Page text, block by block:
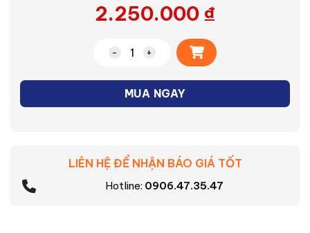
2.250.000 ₫
Quạt đứng remote Nanoco NEF1499W
MUA NGAY
Alternative:
LIÊN HỆ ĐỂ NHẬN BÁO GIÁ TỐT
Hotline: 0906.47.35.47